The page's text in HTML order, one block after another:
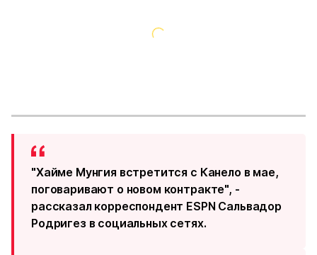
"Хайме Мунгия встретится с Канело в мае,
поговаривают о новом контракте", -
рассказал корреспондент ESPN Сальвадор
Родригез в социальных сетях.